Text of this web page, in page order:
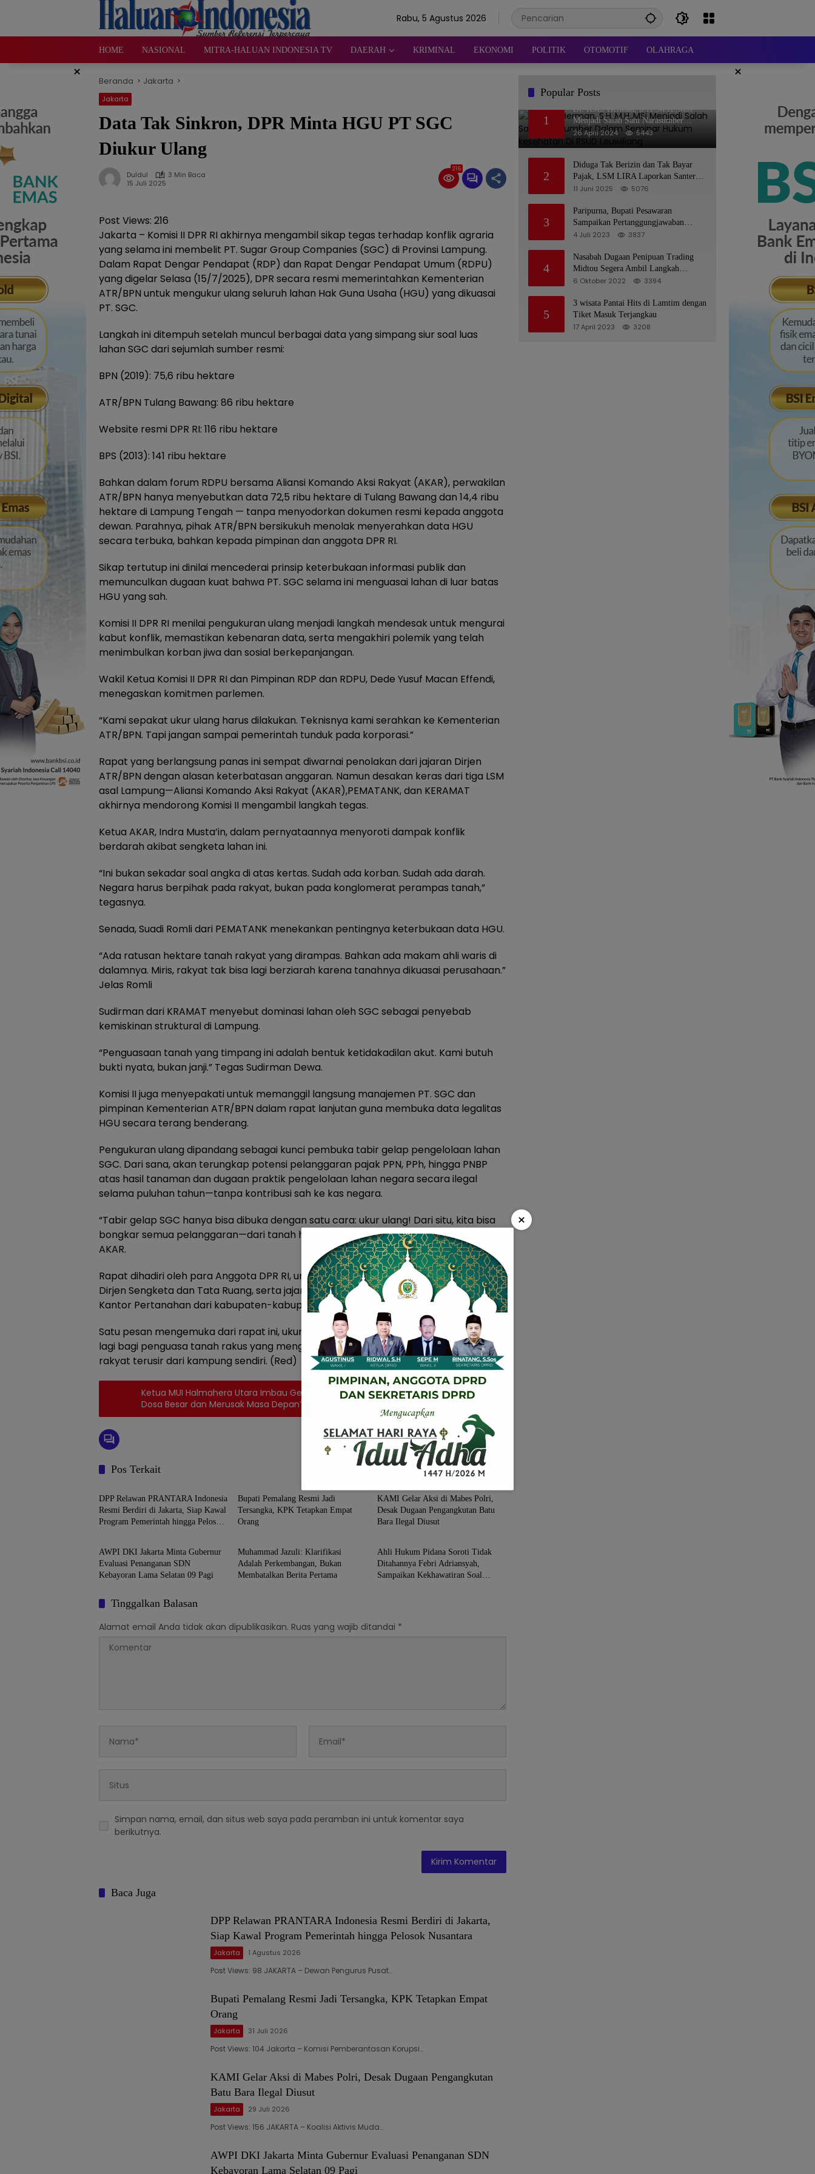
Rabu, 5 Agustus 2026
HOME NASIONAL MITRA-HALUAN INDONESIA TV DAERAH KRIMINAL EKONOMI POLITIK OTOMOTIF OLAHRAGA
× ×
Beranda Jakarta
Jakarta
Data Tak Sinkron, DPR Minta HGU PT SGC
Diukur Ulang
Duldul
3 Min Baca
15 Juli 2025
216
Post Views: 216
Jakarta – Komisi II DPR RI akhirnya mengambil sikap tegas terhadap konflik agraria
yang selama ini membelit PT. Sugar Group Companies (SGC) di Provinsi Lampung.
Dalam Rapat Dengar Pendapat (RDP) dan Rapat Dengar Pendapat Umum (RDPU)
yang digelar Selasa (15/7/2025), DPR secara resmi memerintahkan Kementerian
ATR/BPN untuk mengukur ulang seluruh lahan Hak Guna Usaha (HGU) yang dikuasai
PT. SGC.
Langkah ini ditempuh setelah muncul berbagai data yang simpang siur soal luas
lahan SGC dari sejumlah sumber resmi:
BPN (2019): 75,6 ribu hektare
ATR/BPN Tulang Bawang: 86 ribu hektare
Website resmi DPR RI: 116 ribu hektare
BPS (2013): 141 ribu hektare
Bahkan dalam forum RDPU bersama Aliansi Komando Aksi Rakyat (AKAR), perwakilan
ATR/BPN hanya menyebutkan data 72,5 ribu hektare di Tulang Bawang dan 14,4 ribu
hektare di Lampung Tengah — tanpa menyodorkan dokumen resmi kepada anggota
dewan. Parahnya, pihak ATR/BPN bersikukuh menolak menyerahkan data HGU
secara terbuka, bahkan kepada pimpinan dan anggota DPR RI.
Sikap tertutup ini dinilai mencederai prinsip keterbukaan informasi publik dan
memunculkan dugaan kuat bahwa PT. SGC selama ini menguasai lahan di luar batas
HGU yang sah.
Komisi II DPR RI menilai pengukuran ulang menjadi langkah mendesak untuk mengurai
kabut konflik, memastikan kebenaran data, serta mengakhiri polemik yang telah
menimbulkan korban jiwa dan sosial berkepanjangan.
Wakil Ketua Komisi II DPR RI dan Pimpinan RDP dan RDPU, Dede Yusuf Macan Effendi,
menegaskan komitmen parlemen.
“Kami sepakat ukur ulang harus dilakukan. Teknisnya kami serahkan ke Kementerian
ATR/BPN. Tapi jangan sampai pemerintah tunduk pada korporasi.”
Rapat yang berlangsung panas ini sempat diwarnai penolakan dari jajaran Dirjen
ATR/BPN dengan alasan keterbatasan anggaran. Namun desakan keras dari tiga LSM
asal Lampung—Aliansi Komando Aksi Rakyat (AKAR),PEMATANK, dan KERAMAT
akhirnya mendorong Komisi II mengambil langkah tegas.
Ketua AKAR, Indra Musta’in, dalam pernyataannya menyoroti dampak konflik
berdarah akibat sengketa lahan ini.
“Ini bukan sekadar soal angka di atas kertas. Sudah ada korban. Sudah ada darah.
Negara harus berpihak pada rakyat, bukan pada konglomerat perampas tanah,”
tegasnya.
Senada, Suadi Romli dari PEMATANK menekankan pentingnya keterbukaan data HGU.
“Ada ratusan hektare tanah rakyat yang dirampas. Bahkan ada makam ahli waris di
dalamnya. Miris, rakyat tak bisa lagi berziarah karena tanahnya dikuasai perusahaan.”
Jelas Romli
Sudirman dari KRAMAT menyebut dominasi lahan oleh SGC sebagai penyebab
kemiskinan struktural di Lampung.
“Penguasaan tanah yang timpang ini adalah bentuk ketidakadilan akut. Kami butuh
bukti nyata, bukan janji.” Tegas Sudirman Dewa.
Komisi II juga menyepakati untuk memanggil langsung manajemen PT. SGC dan
pimpinan Kementerian ATR/BPN dalam rapat lanjutan guna membuka data legalitas
HGU secara terang benderang.
Pengukuran ulang dipandang sebagai kunci pembuka tabir gelap pengelolaan lahan
SGC. Dari sana, akan terungkap potensi pelanggaran pajak PPN, PPh, hingga PNBP
atas hasil tanaman dan dugaan praktik pengelolaan lahan negara secara ilegal
selama puluhan tahun—tanpa kontribusi sah ke kas negara.
“Tabir gelap SGC hanya bisa dibuka dengan satu cara: ukur ulang! Dari situ, kita bisa
bongkar semua pelanggaran—dari tanah hingga pajak,” tegas salah satu perwakilan
AKAR.
Rapat dihadiri oleh para Anggota DPR RI, unsur Kementerian ATR/BPN termasuk
Dirjen Sengketa dan Tata Ruang, serta jajaran Kanwil BPN Provinsi Lampung dan
Kantor Pertanahan dari kabupaten-kabupaten terkait.
Satu pesan mengemuka dari rapat ini, ukur ulang adalah harga mati. Tak ada ruang
lagi bagi penguasa tanah rakus yang mengangkangi ribuan hektare, sementara
rakyat terusir dari kampung sendiri. (Red)
Ketua MUI Halmahera Utara Imbau Generasi Muda Jauhi Narkoba: “Itu Perbuatan
Dosa Besar dan Merusak Masa Depan”
Pos Terkait
Jakarta
DPP Relawan PRANTARA Indonesia
Resmi Berdiri di Jakarta, Siap Kawal
Program Pemerintah hingga Pelosok
Bupati Pemalang Resmi Jadi
Tersangka, KPK Tetapkan Empat
Orang
KAMI Gelar Aksi di Mabes Polri,
Desak Dugaan Pengangkutan Batu
Bara Ilegal Diusut
Jakarta
AWPI DKI Jakarta Minta Gubernur
Evaluasi Penanganan SDN
Kebayoran Lama Selatan 09 Pagi
Jakarta
Muhammad Jazuli: Klarifikasi
Adalah Perkembangan, Bukan
Membatalkan Berita Pertama
Jakarta
Ahli Hukum Pidana Soroti Tidak
Ditahannya Febri Adriansyah,
Sampaikan Kekhawatiran Soal
Tinggalkan Balasan
Alamat email Anda tidak akan dipublikasikan. Ruas yang wajib ditandai *
Simpan nama, email, dan situs web saya pada peramban ini untuk komentar saya
berikutnya.
Baca Juga
DPP Relawan PRANTARA Indonesia Resmi Berdiri di Jakarta,
Siap Kawal Program Pemerintah hingga Pelosok Nusantara
Jakarta 1 Agustus 2026
Post Views: 98 JAKARTA – Dewan Pengurus Pusat…
Bupati Pemalang Resmi Jadi Tersangka, KPK Tetapkan Empat
Orang
Jakarta 31 Juli 2026
Post Views: 104 Jakarta – Komisi Pemberantasan Korupsi…
KAMI Gelar Aksi di Mabes Polri, Desak Dugaan Pengangkutan
Batu Bara Ilegal Diusut
Jakarta 29 Juli 2026
Post Views: 156 JAKARTA – Koalisi Aktivis Muda…
AWPI DKI Jakarta Minta Gubernur Evaluasi Penanganan SDN
Kebayoran Lama Selatan 09 Pagi
Popular Posts
1
Dr. KMS Herman, S.H.,M.H.,MSi
Menjadi Salah Satu Narasumber
Dalam Seminar Hukum kesehatan Di
RSUD Leuwiliang
26 April 2024 5443
2
Diduga Tak Berizin dan Tak Bayar
Pajak, LSM LIRA Laporkan Santerra
de Laponte ke Kejaksaan Kota Batu
11 Juni 2025 5076
3
Paripurna, Bupati Pesawaran
Sampaikan Pertanggungjawaban
Pelaksanaan APBD 2022
4 Juli 2023 3837
4
Nasabah Dugaan Penipuan Trading
Midtou Segera Ambil Langkah
Hukum
6 Oktober 2022 3394
5
3 wisata Pantai Hits di Lamtim dengan
Tiket Masuk Terjangkau
17 April 2023 3208
×